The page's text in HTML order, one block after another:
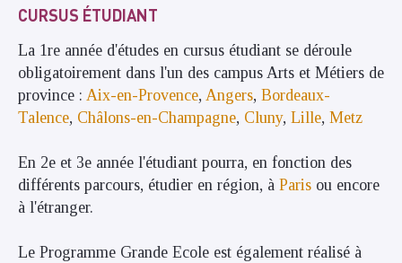
CURSUS ÉTUDIANT
La 1re année d'études en cursus étudiant se déroule
obligatoirement dans l'un des campus Arts et Métiers de
province : Aix-en-Provence, Angers, Bordeaux-
Talence, Châlons-en-Champagne, Cluny, Lille, Metz
En 2e et 3e année l'étudiant pourra, en fonction des
différents parcours, étudier en région, à Paris ou encore
à l'étranger.
Le Programme Grande Ecole est également réalisé à